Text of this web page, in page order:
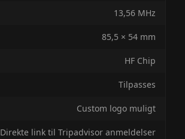
13,56 MHz
85,5 × 54 mm
HF Chip
Tilpasses
Custom logo muligt
Direkte link til Tripadvisor anmeldelser